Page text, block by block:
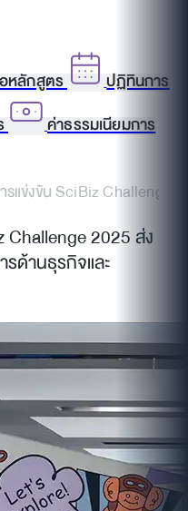
หลักสูตร
ปฏิทินการ
ค่าธรรมเนียมการ
แข่งขัน SciBiz Challenge
Challenge 2025 ส่ง
รด้านธุรกิจและ